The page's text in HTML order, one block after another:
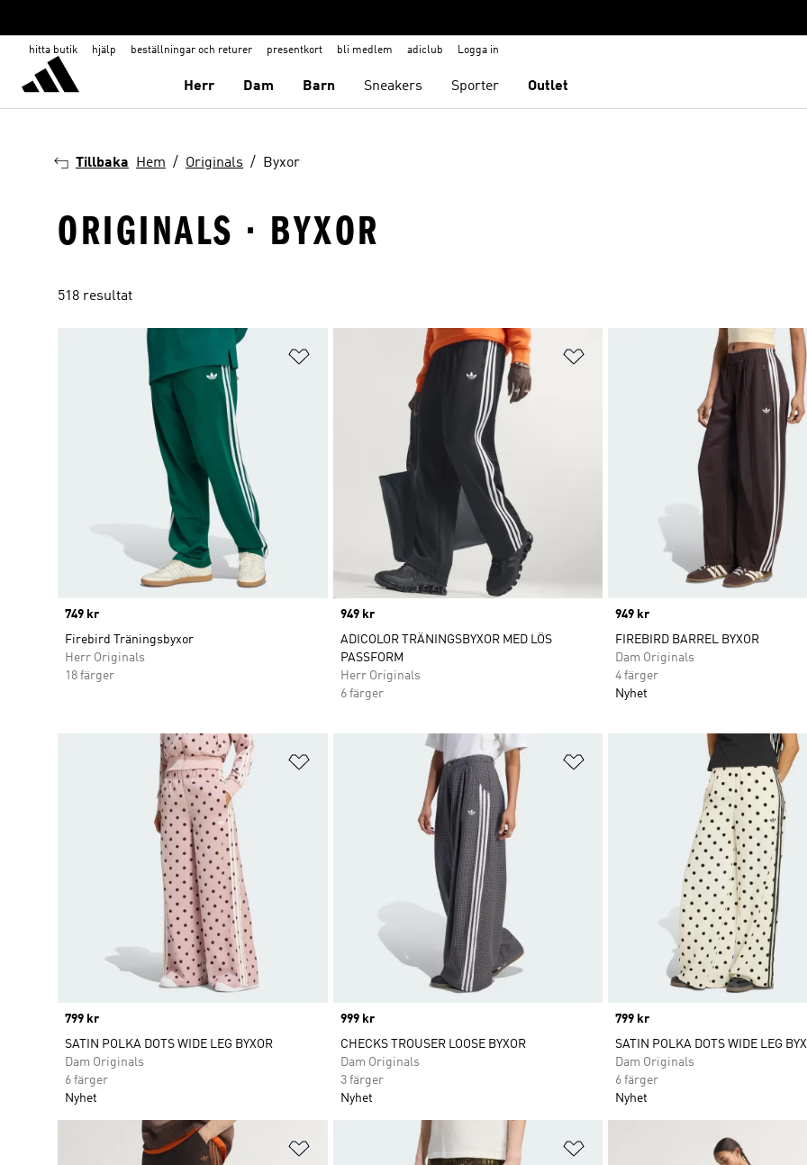
hitta butik hjälp beställningar och returer presentkort bli medlem adiclub Logga in
Herr Dam Barn Sneakers Sporter Outlet
Tillbaka Hem Originals Byxor
ORIGINALS · BYXOR
518 resultat
Lägg till på önskelistan
Price
749 kr
Firebird Träningsbyxor
Herr Originals
18 färger
Lägg till på önskelistan
Price
949 kr
ADICOLOR TRÄNINGSBYXOR MED LÖS
PASSFORM
Herr Originals
6 färger
Price
949 kr
FIREBIRD BARREL BYXOR
Dam Originals
4 färger
Nyhet
Lägg till på önskelistan
Price
799 kr
SATIN POLKA DOTS WIDE LEG BYXOR
Dam Originals
6 färger
Nyhet
Lägg till på önskelistan
Price
999 kr
CHECKS TROUSER LOOSE BYXOR
Dam Originals
3 färger
Nyhet
Price
799 kr
SATIN POLKA DOTS WIDE LEG
Dam Originals
6 färger
Nyhet
Lägg till på önskelistan Lägg till på önskelistan